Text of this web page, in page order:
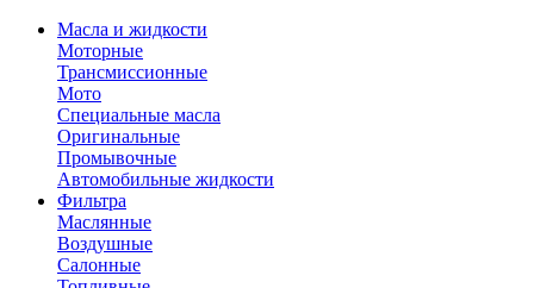
Масла и жидкости
Моторные
Трансмиссионные
Мото
Специальные масла
Оригинальные
Промывочные
Автомобильные жидкости
Фильтра
Маслянные
Воздушные
Салонные